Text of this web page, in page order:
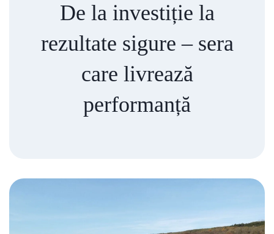
De la investiție la
rezultate sigure – sera
care livrează
performanță